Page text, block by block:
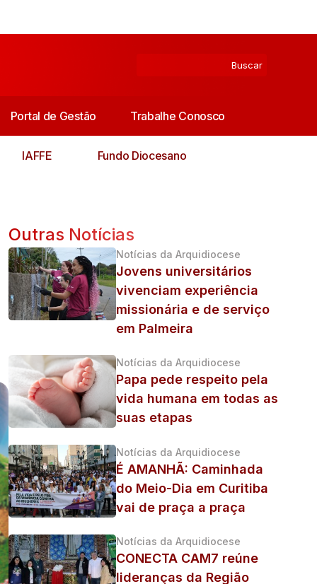
Portal de Gestão Trabalhe Conosco
IAFFE Fundo Diocesano
Outras Notícias
Notícias da Arquidiocese
Jovens universitários
vivenciam experiência
missionária e de serviço
em Palmeira
Notícias da Arquidiocese
Papa pede respeito pela
vida humana em todas as
suas etapas
Notícias da Arquidiocese
É AMANHÃ: Caminhada
do Meio-Dia em Curitiba
vai de praça a praça
Notícias da Arquidiocese
CONECTA CAM7 reúne
lideranças da Região